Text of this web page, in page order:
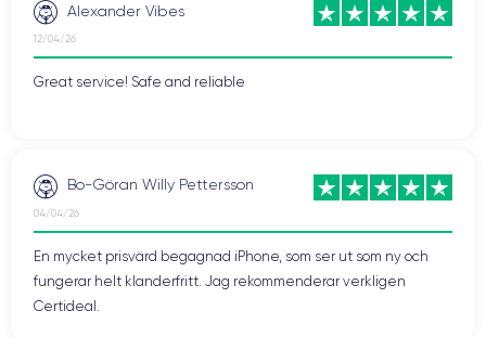
Alexander Vibes
12/04/26
Great service! Safe and reliable
Bo-Göran Willy Pettersson
04/04/26
En mycket prisvärd begagnad iPhone, som ser ut som ny och
fungerar helt klanderfritt. Jag rekommenderar verkligen
Certideal.